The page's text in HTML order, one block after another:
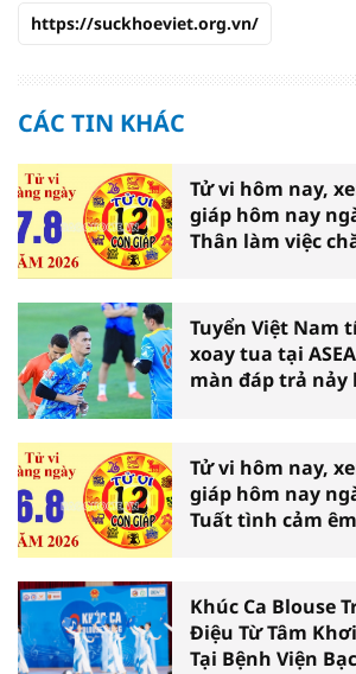
https://suckhoeviet.org.vn/
CÁC TIN KHÁC
Tử vi hôm nay,
giáp hôm nay
Thân làm việc
Tuyển Việt Nam
xoay tua tại
màn đáp trả nảy
Tử vi hôm nay,
giáp hôm nay
Tuất tình cảm
Khúc Ca Blouse
Điệu Từ Tâm
Tại Bệnh Viện